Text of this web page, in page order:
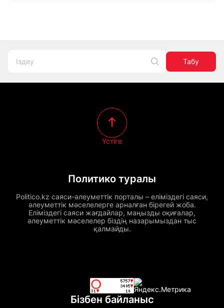
Табу
Политико туралы
Politico.kz саяси-әлеуметтік порталы – еліміздегі саяси,
әлеуметтік мәселелерге арналған бірегей жоба.
Еліміздегі саяси жағдайлар, маңызды оқиғалар,
әлеуметтік мәселелер біздің назарымыздан тыс
қалмайды.
Үстіге
Бізбен байланыс